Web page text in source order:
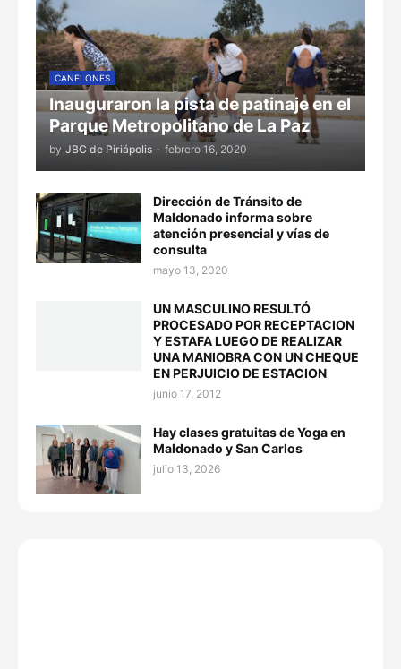
CANELONES
Inauguraron la pista de patinaje en el
Parque Metropolitano de La Paz
by JBC de Piriápolis - febrero 16, 2020
Dirección de Tránsito de
Maldonado informa sobre
atención presencial y vías de
consulta
mayo 13, 2020
UN MASCULINO RESULTÓ
PROCESADO POR RECEPTACION
Y ESTAFA LUEGO DE REALIZAR
UNA MANIOBRA CON UN CHEQUE
EN PERJUICIO DE ESTACION
junio 17, 2012
Hay clases gratuitas de Yoga en
Maldonado y San Carlos
julio 13, 2026